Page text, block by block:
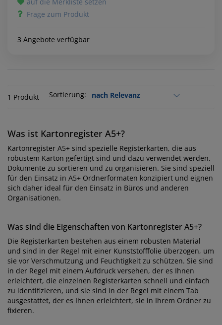
Frage zum Produkt
3 Angebote verfügbar
1 Produkt Sortierung:
Was ist Kartonregister A5+?
Kartonregister A5+ sind spezielle Registerkarten, die aus
robustem Karton gefertigt sind und dazu verwendet werden,
Dokumente zu sortieren und zu organisieren. Sie sind speziell
für den Einsatz in A5+ Ordnerformaten konzipiert und eignen
sich daher ideal für den Einsatz in Büros und anderen
Organisationen.
Was sind die Eigenschaften von Kartonregister A5+?
Die Registerkarten bestehen aus einem robusten Material
und sind in der Regel mit einer Kunststofffolie überzogen, um
sie vor Verschmutzung und Feuchtigkeit zu schützen. Sie sind
in der Regel mit einem Aufdruck versehen, der es Ihnen
erleichtert, die einzelnen Registerkarten schnell und einfach
zu identifizieren, und sie sind in der Regel mit einem Tab
ausgestattet, der es Ihnen erleichtert, sie in Ihrem Ordner zu
fixieren.